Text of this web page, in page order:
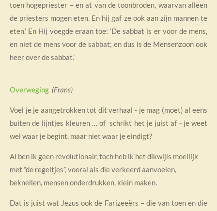
toen hogepriester – en at van de toonbroden, waarvan alleen
de priesters mogen eten. En hij gaf ze ook aan zijn mannen te
eten.’ En Hij voegde eraan toe: ‘De sabbat is er voor de mens,
en niet de mens voor de sabbat; en dus is de Mensenzoon ook
heer over de sabbat.’
Overweging (Frans)
Voel je je aangetrokken tot dit verhaal - je mag (moet) al eens
buiten de lijntjes kleuren … of schrikt het je juist af - je weet
wel waar je begint, maar niet waar je eindigt?
Al ben ik geen revolutionair, toch heb ik het dikwijls moeilijk
met “de regeltjes”, vooral als die verkeerd aanvoelen,
beknellen, mensen onderdrukken, klein maken.
Dat is juist wat Jezus ook de Farizeeërs – die van toen en die